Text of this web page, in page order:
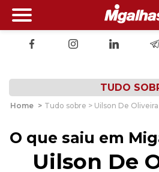
TUDO
Home > Tudo sobre > Uilson De Oliveira
O que saiu em
Uilson De